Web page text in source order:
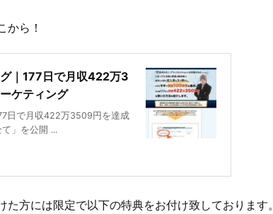
ら！
｜177日で月収422万3
ケティング
日で月収422万3509円を達成
」を公開 ...
方には限定で以下の特典をお付け致しております。